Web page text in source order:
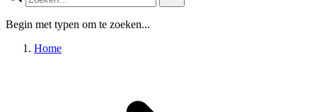
Begin met typen om te zoeken...
Home